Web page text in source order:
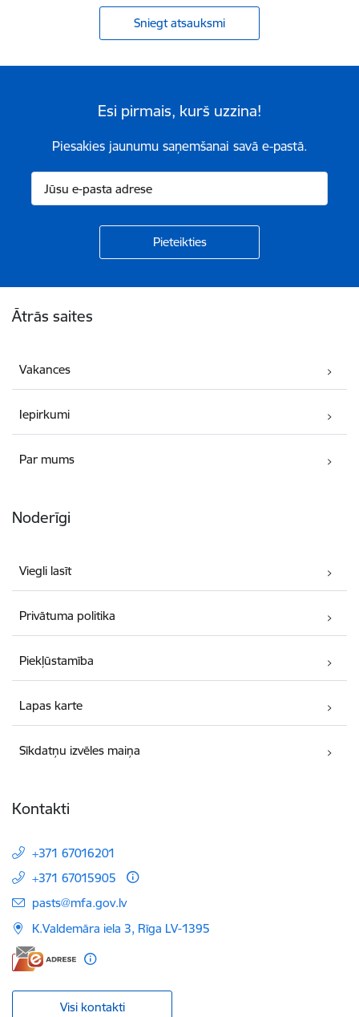
Sniegt atsauksmi
Esi pirmais, kurš uzzina!
Piesakies jaunumu saņemšanai savā e-pastā.
Ātrās saites
Vakances
Iepirkumi
Par mums
Noderīgi
Viegli lasīt
Privātuma politika
Piekļūstamība
Lapas karte
Sīkdatņu izvēles maiņa
Kontakti
+371 67016201
+371 67015905
E-pasts:
pasts@mfa.gov.lv
K.Valdemāra iela 3, Rīga LV-1395
Visi kontakti